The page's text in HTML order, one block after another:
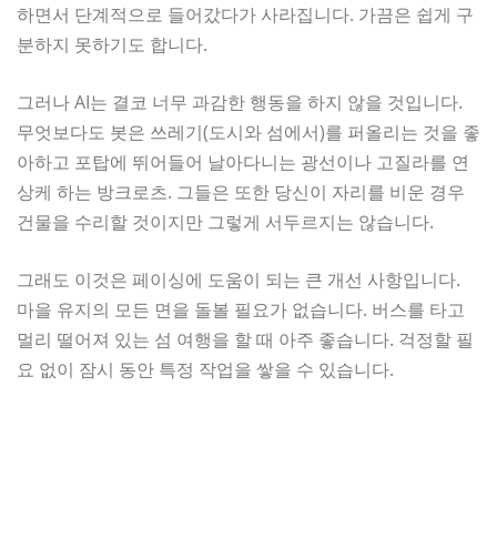
하면서 단계적으로 들어갔다가 사라집니다. 가끔은 쉽게 구
분하지 못하기도 합니다.
그러나 AI는 결코 너무 과감한 행동을 하지 않을 것입니다.
무엇보다도 봇은 쓰레기(도시와 섬에서)를 퍼올리는 것을 좋
아하고 포탑에 뛰어들어 날아다니는 광선이나 고질라를 연
상케 하는 방크로츠. 그들은 또한 당신이 자리를 비운 경우
건물을 수리할 것이지만 그렇게 서두르지는 않습니다.
그래도 이것은 페이싱에 도움이 되는 큰 개선 사항입니다.
마을 유지의 모든 면을 돌볼 필요가 없습니다. 버스를 타고
멀리 떨어져 있는 섬 여행을 할 때 아주 좋습니다. 걱정할 필
요 없이 잠시 동안 특정 작업을 쌓을 수 있습니다.